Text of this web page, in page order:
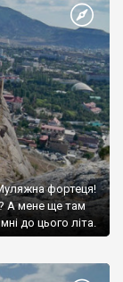
фортеця!
А мене ще там
до цього літа.